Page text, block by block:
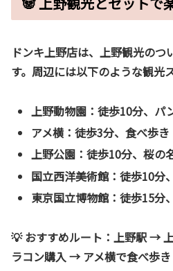
ドンキ上野店は、上野観光の
す。周辺には以下のような観光
上野動物園 ：徒歩10分、パ
アメ横 ：徒歩3分、食べ歩
上野公園 ：徒歩10分、桜の
国立西洋美術館 ：徒歩10分
東京国立博物館 ：徒歩15分
💡 おすすめルート： 上野駅 →
ラコン購入 → アメ横で食べ歩